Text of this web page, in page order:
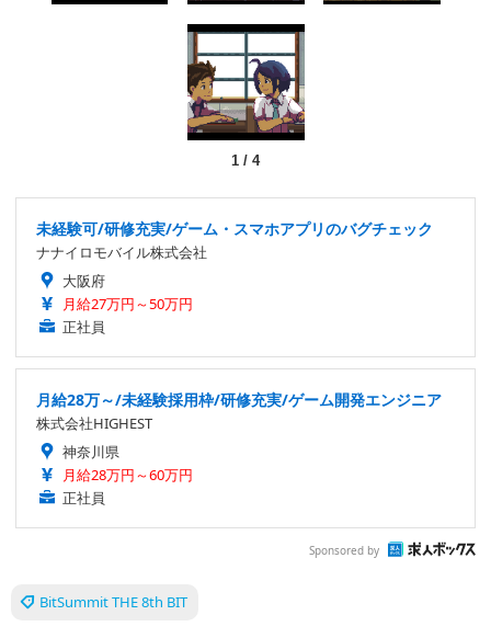
1/ 4
未経験可/研修充実/ゲーム・スマホアプリのバグチェック
ナナイロモバイル株式会社
大阪府
月給27万円～50万円
正社員
月給28万～/未経験採用枠/研修充実/ゲーム開発エンジニア
株式会社HIGHEST
神奈川県
月給28万円～60万円
正社員
Sponsored by
BitSummit THE 8th BIT